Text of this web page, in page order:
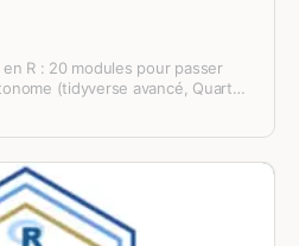
R : 20 modules pour passer
(tidyverse avancé, Quarto,